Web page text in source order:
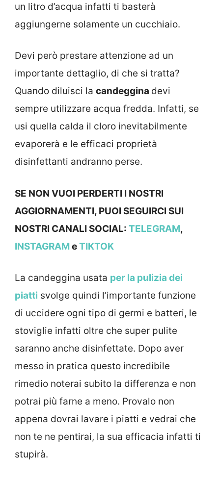
un litro d’acqua infatti ti basterà
aggiungerne solamente un cucchiaio.
Devi però prestare attenzione ad un
importante dettaglio, di che si tratta?
Quando diluisci la candeggina devi
sempre utilizzare acqua fredda. Infatti, se
usi quella calda il cloro inevitabilmente
evaporerà e le efficaci proprietà
disinfettanti andranno perse.
SE NON VUOI PERDERTI I NOSTRI
AGGIORNAMENTI, PUOI SEGUIRCI SUI
NOSTRI CANALI SOCIAL: TELEGRAM,
INSTAGRAMeTIKTOK
La candeggina usata per la pulizia dei
piatti svolge quindi l’importante funzione
di uccidere ogni tipo di germi e batteri, le
stoviglie infatti oltre che super pulite
saranno anche disinfettate. Dopo aver
messo in pratica questo incredibile
rimedio noterai subito la differenza e non
potrai più farne a meno. Provalo non
appena dovrai lavare i piatti e vedrai che
non te ne pentirai, la sua efficacia infatti ti
stupirà.